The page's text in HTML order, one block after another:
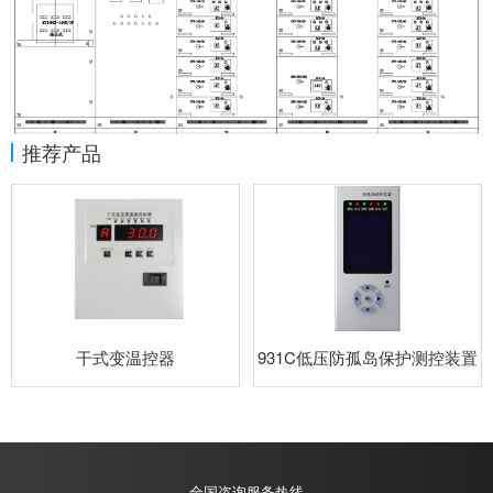
推荐产品
干式变温控器 931C低压防孤岛保护测控装置